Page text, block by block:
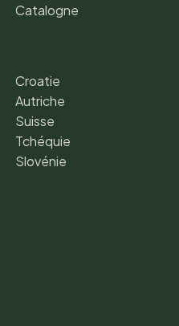
Catalogne
Croatie
Autriche
Suisse
Tchéquie
Slovénie